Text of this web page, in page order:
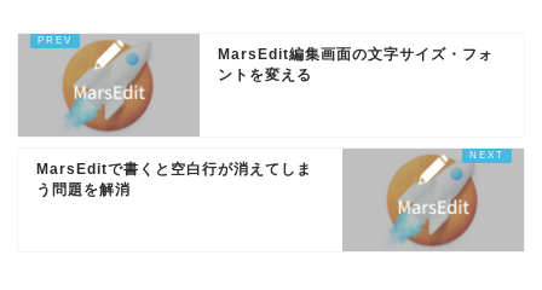
MarsEdit編集画面の文字サイズ・フォ
ントを変える
MarsEditで書くと空白行が消えてしま
う問題を解消